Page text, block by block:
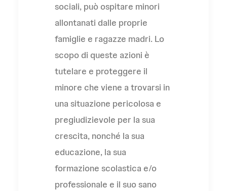
sociali, può ospitare minori
allontanati dalle proprie
famiglie e ragazze madri. Lo
scopo di queste azioni è
tutelare e proteggere il
minore che viene a trovarsi in
una situazione pericolosa e
pregiudizievole per la sua
crescita, nonché la sua
educazione, la sua
formazione scolastica e/o
professionale e il suo sano